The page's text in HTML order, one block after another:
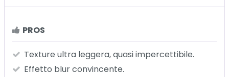
PROS
Texture ultra leggera, quasi impercettibile.
Effetto blur convincente.